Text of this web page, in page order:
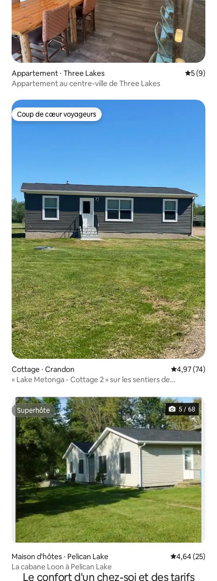
Appartement ⋅ Three Lakes
5 (9)
Appartement au centre-ville de Three Lakes
Coup de cœur voyageurs
Coup de cœur voyageurs
Cottage ⋅ Crandon Évaluation
4,97 (74)
« Lake Metonga - Cottage 2 » sur les sentiers de
Superhôte
Superhôte
Maison d'hôtes ⋅ Pelican Lake Évaluation
4,64 (25)
La cabane Loon à Pelican Lake
Le confort d'un chez-soi et des tarifs